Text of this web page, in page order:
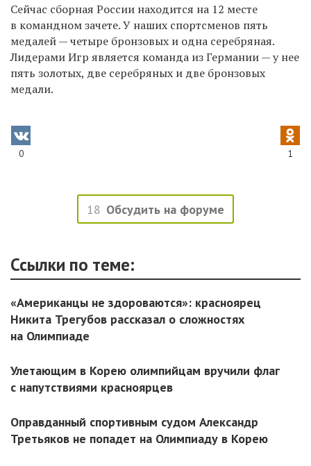
Сейчас сборная России находится на 12 месте
в командном зачете. У наших спортсменов пять
медалей — четыре бронзовых и одна серебряная.
Лидерами Игр является команда из Германии — у нее
пять золотых, две серебряных и две бронзовых
медали.
0 1
18 Обсудить на форуме
Ссылки по теме:
«Американцы не здороваются»: красноярец
Никита Трегубов рассказал о сложностях
на Олимпиаде
Улетающим в Корею олимпийцам вручили флаг
с напутствиями красноярцев
Оправданный спортивным судом Александр
Третьяков не попадет на Олимпиаду в Корею